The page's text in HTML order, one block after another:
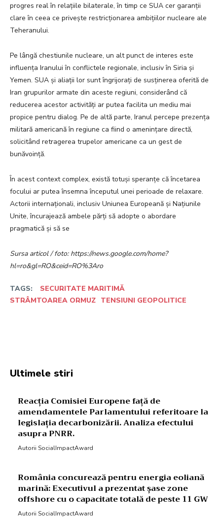
progres real în relațiile bilaterale, în timp ce SUA cer garanții
clare în ceea ce privește restricționarea ambițiilor nucleare ale
Teheranului.
Pe lângă chestiunile nucleare, un alt punct de interes este
influența Iranului în conflictele regionale, inclusiv în Siria și
Yemen. SUA și aliații lor sunt îngrijorați de susținerea oferită de
Iran grupurilor armate din aceste regiuni, considerând că
reducerea acestor activități ar putea facilita un mediu mai
propice pentru dialog. Pe de altă parte, Iranul percepe prezența
militară americană în regiune ca fiind o amenințare directă,
solicitând retragerea trupelor americane ca un gest de
bunăvoință.
În acest context complex, există totuși speranțe că încetarea
focului ar putea însemna începutul unei perioade de relaxare.
Actorii internaționali, inclusiv Uniunea Europeană și Națiunile
Unite, încurajează ambele părți să adopte o abordare
pragmatică și să se
Sursa articol / foto: https://news.google.com/home?
hl=ro&gl=RO&ceid=RO%3Aro
TAGS:
SECURITATE MARITIMĂ
STRÂMTOAREA ORMUZ TENSIUNI GEOPOLITICE
Ultimele stiri
Reacția Comisiei Europene față de
amendamentele Parlamentului referitoare la
legislația decarbonizării. Analiza efectului
asupra PNRR.
Autorii SocialImpactAward
România concurează pentru energia eoliană
marină: Executivul a prezentat șase zone
offshore cu o capacitate totală de peste 11 GW
Autorii SocialImpactAward